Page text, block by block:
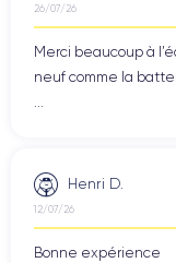
26/07/26
Merci beaucoup à
neuf comme la
Henri D.
12/07/26
Bonne expérience